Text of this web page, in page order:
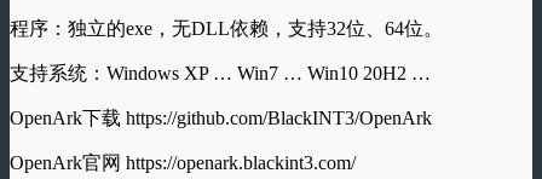
程序：独立的exe，无DLL依赖，支持32位、64位。
支持系统：Windows XP … Win7 … Win10 20H2 …
OpenArk下载 https://github.com/BlackINT3/OpenArk
OpenArk官网 https://openark.blackint3.com/